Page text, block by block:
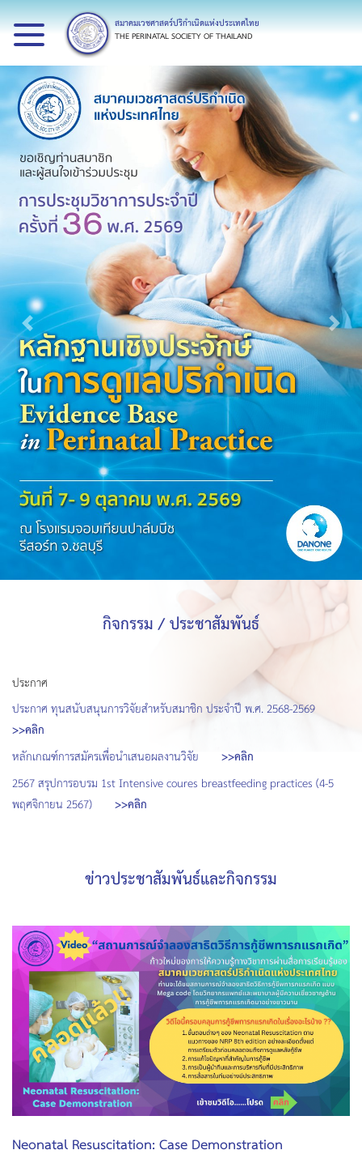
สมาคมเวชศาสตร์ปริกำเนิดแห่งประเทศไทย
THE PERINATAL SOCIETY OF THAILAND
Previous Next
กิจกรรม / ประชาสัมพันธ์
ประกาศ
ประกาศ ทุนสนับสนุนการวิจัยสำหรับสมาชิก ประจำปี พ.ศ. 2568-2569
>>คลิก
หลักเกณฑ์การสมัครเพื่อนำเสนอผลงานวิจัย >>คลิก
2567 สรุปการอบรม 1st Intensive coures breastfeeding practices (4-5
พฤศจิกายน 2567) >>คลิก
ข่าวประชาสัมพันธ์และกิจกรรม
Neonatal Resuscitation: Case Demonstration